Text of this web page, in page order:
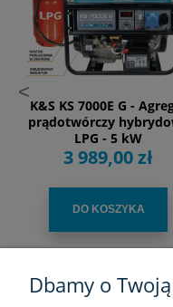
<
K&S KS 7000E G -
prądotwórczy
LPG - 5 kW
3 989,00 zł
DO KOSZYKA
Dbamy o